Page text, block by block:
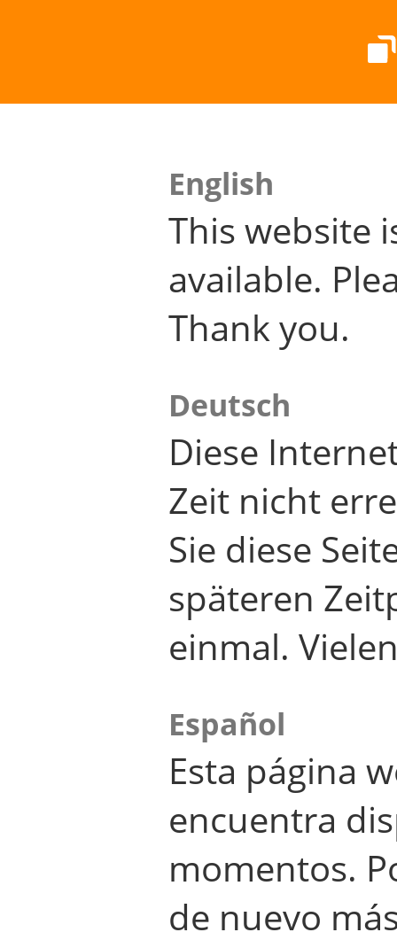
English
This website
available.
Thank you.
Deutsch
Diese
Zeit nicht
Sie diese
späteren
einmal.
Español
Esta página
encuentra
momentos.
de nuevo